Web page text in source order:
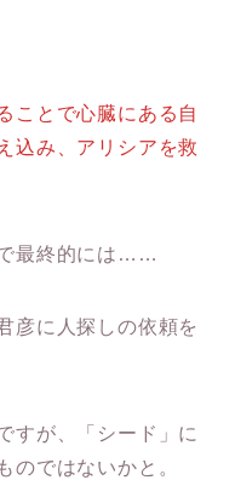
ことで心臓にある自
込み、アリシアを救
最終的には……
彦に人探しの依頼を
すが、「シード」に
のではないかと。